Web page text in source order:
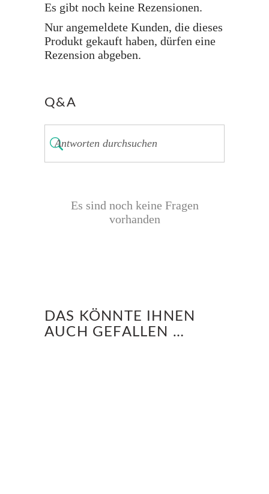
Es gibt noch keine Rezensionen.
Nur angemeldete Kunden, die dieses
Produkt gekauft haben, dürfen eine
Rezension abgeben.
Q&A
Es sind noch keine Fragen
vorhanden
DAS KÖNNTE IHNEN
AUCH GEFALLEN …